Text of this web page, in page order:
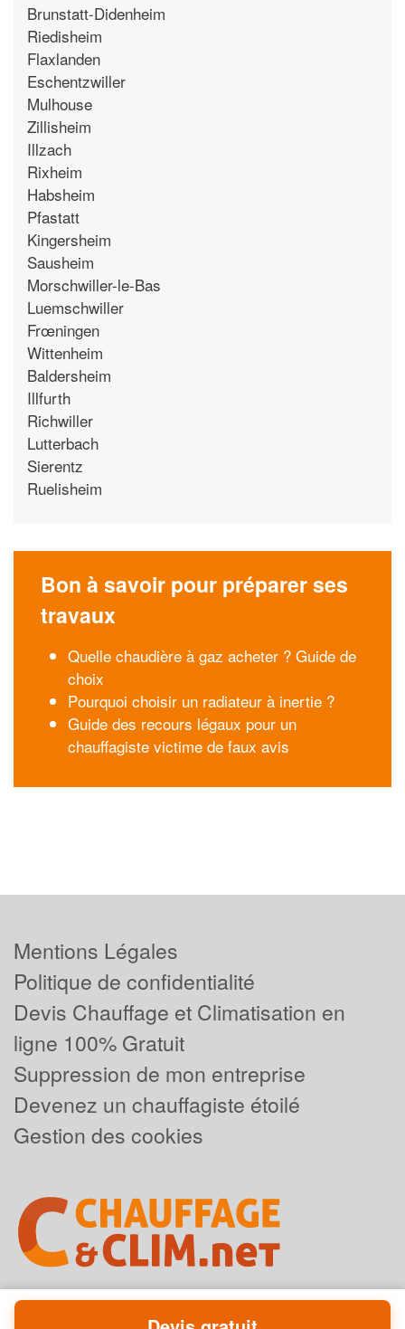
Brunstatt-Didenheim
Riedisheim
Flaxlanden
Eschentzwiller
Mulhouse
Zillisheim
Illzach
Rixheim
Habsheim
Pfastatt
Kingersheim
Sausheim
Morschwiller-le-Bas
Luemschwiller
Frœningen
Wittenheim
Baldersheim
Illfurth
Richwiller
Lutterbach
Sierentz
Ruelisheim
Bon à savoir pour préparer ses
travaux
Quelle chaudière à gaz acheter ? Guide de
choix
Pourquoi choisir un radiateur à inertie ?
Guide des recours légaux pour un
chauffagiste victime de faux avis
Mentions Légales
Politique de confidentialité
Devis Chauffage et Climatisation en
ligne 100% Gratuit
Suppression de mon entreprise
Devenez un chauffagiste étoilé
Gestion des cookies